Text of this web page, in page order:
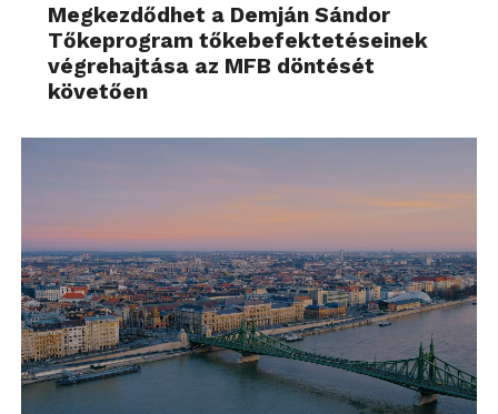
Megkezdődhet a Demján Sándor
Tőkeprogram tőkebefektetéseinek
végrehajtása az MFB döntését
követően